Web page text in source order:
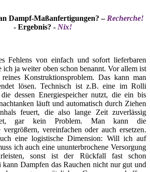
Dampf-Maßanfertigungen? – Recherche!
- Ergebnis? - Nix!
Fehlens von einfach und sofort lieferbaren
ich ja weiter oben schon benannt. Vor allem ist
Konstruktionsproblem. Das kann man
lösen. Technisch ist z.B. eine im Rolli
dessen Energiespeicher nutzt, die ein bis
läuft und automatisch durch Ziehen
feuert, die also lange Zeit zuverlässig
gar kein Problem. Man kann die
vergrößern, vereinfachen oder auch ersetzen.
eine logistische Dimension: Will ich auf
ich auch eine ununterbrochene Versorgung
sonst ist der Rückfall fast schon
kann Dampfen das Rauchen nicht nur gut und